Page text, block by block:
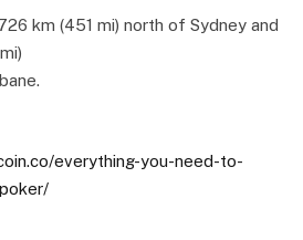
km (451 mi) north of Sydney and
everything-you-need-to-